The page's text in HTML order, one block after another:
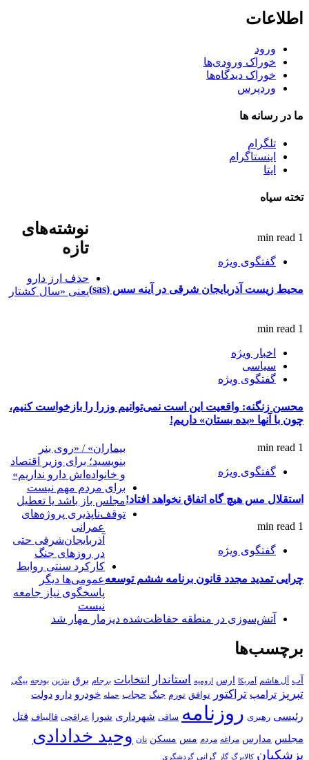
اطلاعات
ورود
خوراک ورودی‌ها
خوراک دیدگاه‌ها
وردپرس
ما در رسانه ها
تلگرام
اینستاگرام
ایتا
تخته سیاه
1 min read
گفتگوی ویژه
محیط زیست آذربایجان شرقی در آینه سس (sas)
1 min read
اخبار ویژه
سیاسی
گفتگوی ویژه
محسن زنگنه: واقعیت این است نمی‌توانیم وزرا را بازخواست کنیم،
چون با آنها «بده بستان» داریم!
1 min read
گفتگوی ویژه
استقلال مس هیچ گاه اتفاق نخواهد افتاد!
1 min read
گفتگوی ویژه
چرایی تمدید مجدد قانون برنامه ششم توسعه
نوشته‌های
تازه
حذف ارز دارو
یعنی «سال کشتار
بیماران» / «روی بنر
بنویسید؛ برای وزیر اقتصاد
و خانواده‌اش دارو نداریم»
برای مردم مهم نیست
مجلس باز باشد یا تعطیل
توقف‌ناپذیری پروژه‌های
عمرانی
آذربایجان‌شرقی حتی
در روزهای جنگ
کارکرد سنتی روابط
عمومی‌ها دیگر
پاسخگوی نیاز جامعه
نیست
آتش‌سوزی در منطقه حفاظت‌شده دیزمار مهار شد
برچسب‌ها
آب آل هاشم آمریکا ارس ارومیه استاندار انتخابات برجام برق بنزین بودجه بیگی
تبریز ترامپ تراکتور توافق تورم جنگ حجاب حمله خودرو دارو دولت
رئیسی رهبری روزنامه ساقی شهرداری شورا عراقچی قالیباف قتل
مجلس مدارس مراغه مردم مس مسکن نان وحید خدادادی
پزشکیان کالابرگ گاز گرانی گردشگری